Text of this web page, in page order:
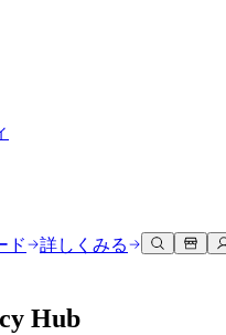
ーム向けに2Dおよび3Dゲ
プロジェクトを構築および
アルとAPIリファレンス
ながる
のサポート
ド 詳しくみる
Hub